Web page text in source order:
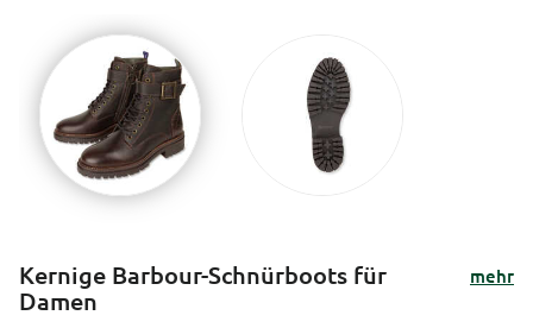
Kernige Barbour-Schnürboots für
Damen
mehr